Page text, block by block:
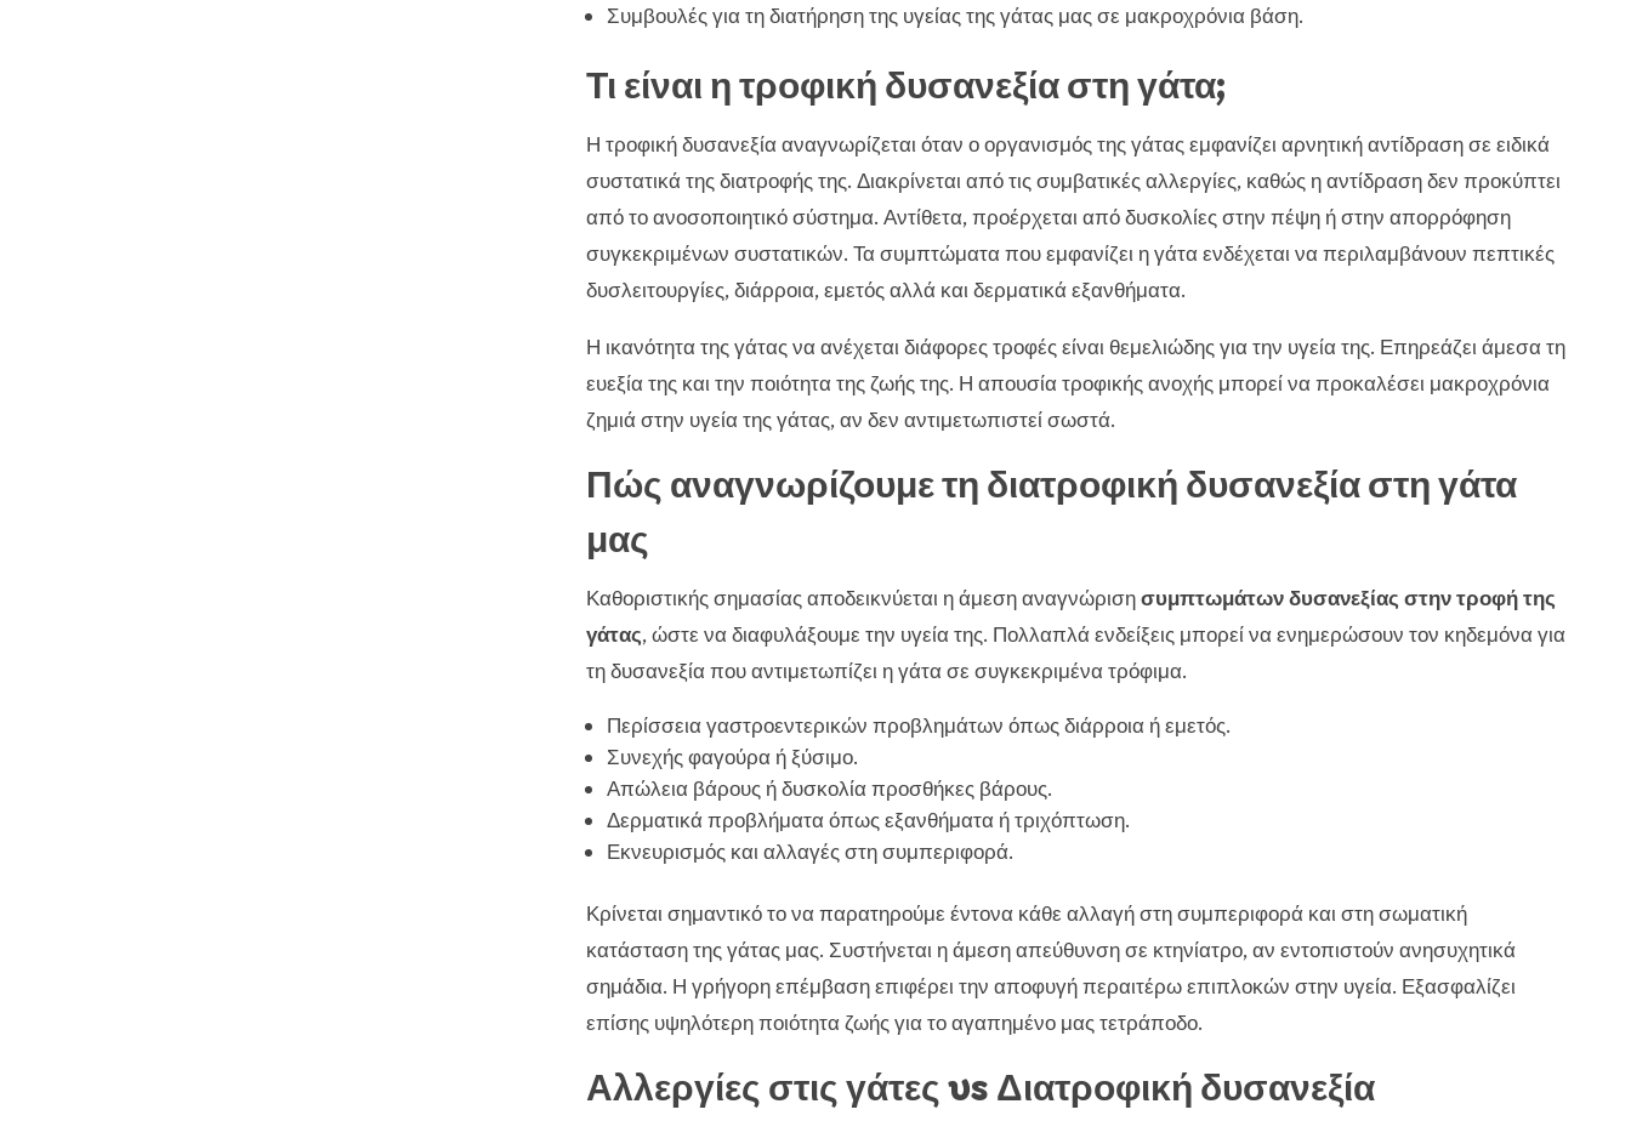
Συμβουλές για τη διατήρηση της υγείας της γάτας μας σε μακροχρόνια βάση.
Τι είναι η τροφική δυσανεξία στη γάτα;
Η τροφική δυσανεξία αναγνωρίζεται όταν ο οργανισμός της γάτας εμφανίζει αρνητική αντίδραση σε ειδικά
συστατικά της διατροφής της. Διακρίνεται από τις συμβατικές αλλεργίες, καθώς η αντίδραση δεν προκύπτει
από το ανοσοποιητικό σύστημα. Αντίθετα, προέρχεται από δυσκολίες στην πέψη ή στην απορρόφηση
συγκεκριμένων συστατικών. Τα συμπτώματα που εμφανίζει η γάτα ενδέχεται να περιλαμβάνουν πεπτικές
δυσλειτουργίες, διάρροια, εμετός αλλά και δερματικά εξανθήματα.
Η ικανότητα της γάτας να ανέχεται διάφορες τροφές είναι θεμελιώδης για την υγεία της. Επηρεάζει άμεσα τη
ευεξία της και την ποιότητα της ζωής της. Η απουσία τροφικής ανοχής μπορεί να προκαλέσει μακροχρόνια
ζημιά στην υγεία της γάτας, αν δεν αντιμετωπιστεί σωστά.
Πώς αναγνωρίζουμε τη διατροφική δυσανεξία στη γάτα
μας
Καθοριστικής σημασίας αποδεικνύεται η άμεση αναγνώρισησυμπτωμάτων δυσανεξίας στην τροφή της
γάτας, ώστε να διαφυλάξουμε την υγεία της. Πολλαπλά ενδείξεις μπορεί να ενημερώσουν τον κηδεμόνα για
τη δυσανεξία που αντιμετωπίζει η γάτα σε συγκεκριμένα τρόφιμα.
Περίσσεια γαστροεντερικών προβλημάτων όπως διάρροια ή εμετός.
Συνεχής φαγούρα ή ξύσιμο.
Απώλεια βάρους ή δυσκολία προσθήκες βάρους.
Δερματικά προβλήματα όπως εξανθήματα ή τριχόπτωση.
Εκνευρισμός και αλλαγές στη συμπεριφορά.
Κρίνεται σημαντικό το να παρατηρούμε έντονα κάθε αλλαγή στη συμπεριφορά και στη σωματική
κατάσταση της γάτας μας. Συστήνεται η άμεση απεύθυνση σε κτηνίατρο, αν εντοπιστούν ανησυχητικά
σημάδια. Η γρήγορη επέμβαση επιφέρει την αποφυγή περαιτέρω επιπλοκών στην υγεία. Εξασφαλίζει
επίσης υψηλότερη ποιότητα ζωής για το αγαπημένο μας τετράποδο.
Αλλεργίες στις γάτες vs Διατροφική δυσανεξία